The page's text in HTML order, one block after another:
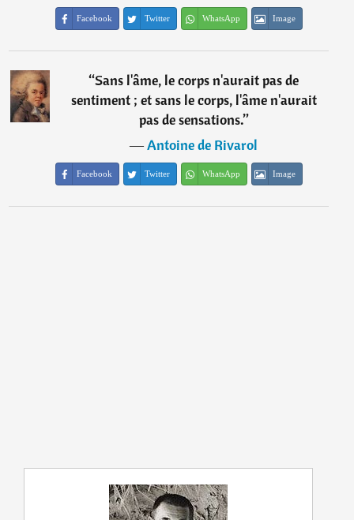
Facebook Twitter WhatsApp Image
“Sans l'âme, le corps n'aurait pas de
sentiment ; et sans le corps, l'âme n'aurait
pas de sensations.”
―Antoine de Rivarol
Facebook Twitter WhatsApp Image